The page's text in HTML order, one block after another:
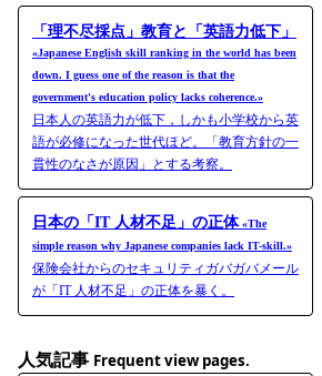
「理不尽採点」教育と「英語力低下」
«Japanese English skill ranking in the world has been
down. I guess one of the reason is that the
government's education policy lacks coherence.»
日本人の英語力が低下，しかも小学校から英
語が必修になった世代ほど。「教育方針の一
貫性のなさが原因」とする考察。
日本の「IT 人材不足」の正体«The
simple reason why Japanese companies lack IT-skill.»
保険会社からのセキュリティガバガバメール
が「IT 人材不足」の正体を暴く。
人気記事 Frequent view pages.